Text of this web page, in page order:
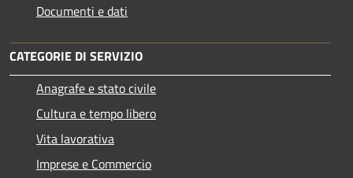
Documenti e dati
CATEGORIE DI SERVIZIO
Anagrafe e stato civile
Cultura e tempo libero
Vita lavorativa
Imprese e Commercio